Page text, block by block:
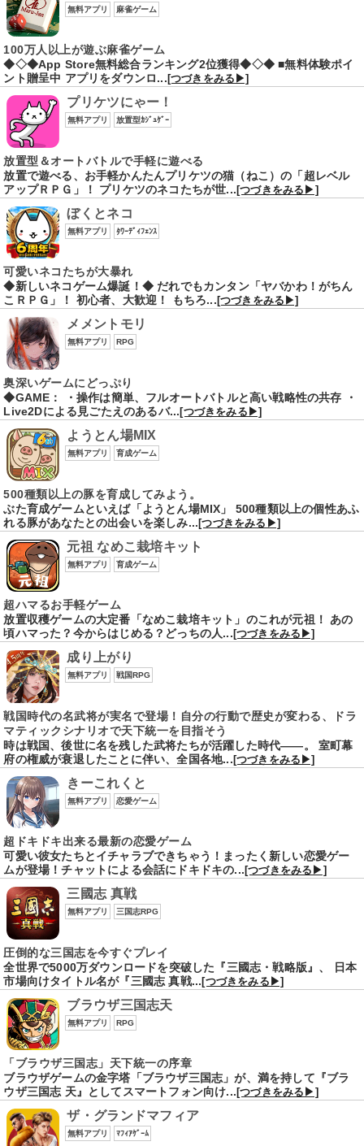
無料アプリ 麻雀ゲーム
100万人以上が遊ぶ麻雀ゲーム
◆◇◆App Store無料総合ランキング2位獲得◆◇◆ ■無料体験ポイ
ント贈呈中 アプリをダウンロ... [つづきをみる▶]
プリケツにゃー！
無料アプリ 放置型ｶｼﾞｭｹﾞｰ
放置型＆オートバトルで手軽に遊べる
放置で遊べる、お手軽かんたんプリケツの猫（ねこ）の「超レベル
アップＲＰＧ」！ プリケツのネコたちが世...[つづきをみる▶]
ぼくとネコ
無料アプリ ﾀﾜｰﾃﾞｨﾌｪﾝｽ
可愛いネコたちが大暴れ
◆新しいネコゲーム爆誕！◆ だれでもカンタン「ヤバかわ！がちん
こＲＰＧ」！ 初心者、大歓迎！ もちろ... [つづきをみる▶]
メメントモリ
無料アプリ RPG
奥深いゲームにどっぷり
◆GAME： ・操作は簡単、フルオートバトルと高い戦略性の共存 ・
Live2Dによる見ごたえのあるバ...[つづきをみる▶]
ようとん場MIX
無料アプリ 育成ゲーム
500種類以上の豚を育成してみよう。
ぶた育成ゲームといえば「ようとん場MIX」 500種類以上の個性あふ
れる豚があなたとの出会いを楽しみ...[つづきをみる▶]
元祖 なめこ栽培キット
無料アプリ 育成ゲーム
超ハマるお手軽ゲーム
放置収穫ゲームの大定番「なめこ栽培キット」のこれが元祖！ あの
頃ハマった？今からはじめる？どっちの人... [つづきをみる▶]
成り上がり
無料アプリ 戦国RPG
戦国時代の名武将が実名で登場！自分の行動で歴史が変わる、ドラ
マティックシナリオで天下統一を目指そう
時は戦国、後世に名を残した武将たちが活躍した時代――。 室町幕
府の権威が衰退したことに伴い、全国各地...[つづきをみる▶]
きーこれくと
無料アプリ 恋愛ゲーム
超ドキドキ出来る最新の恋愛ゲーム
可愛い彼女たちとイチャラブできちゃう！まったく新しい恋愛ゲー
ムが登場！チャットによる会話にドキドキの...[つづきをみる▶]
三國志 真戦
無料アプリ 三国志RPG
圧倒的な三国志を今すぐプレイ
全世界で5000万ダウンロードを突破した『三國志・戦略版』、 日本
市場向けタイトル名が『三國志 真戦...[つづきをみる▶]
ブラウザ三国志天
無料アプリ RPG
「ブラウザ三国志」天下統一の序章
ブラウザゲームの金字塔「ブラウザ三国志」が、満を持して『ブラ
ウザ三国志 天』としてスマートフォン向け...[つづきをみる▶]
ザ・グランドマフィア
無料アプリ ﾏﾌｨｱｹﾞｰﾑ